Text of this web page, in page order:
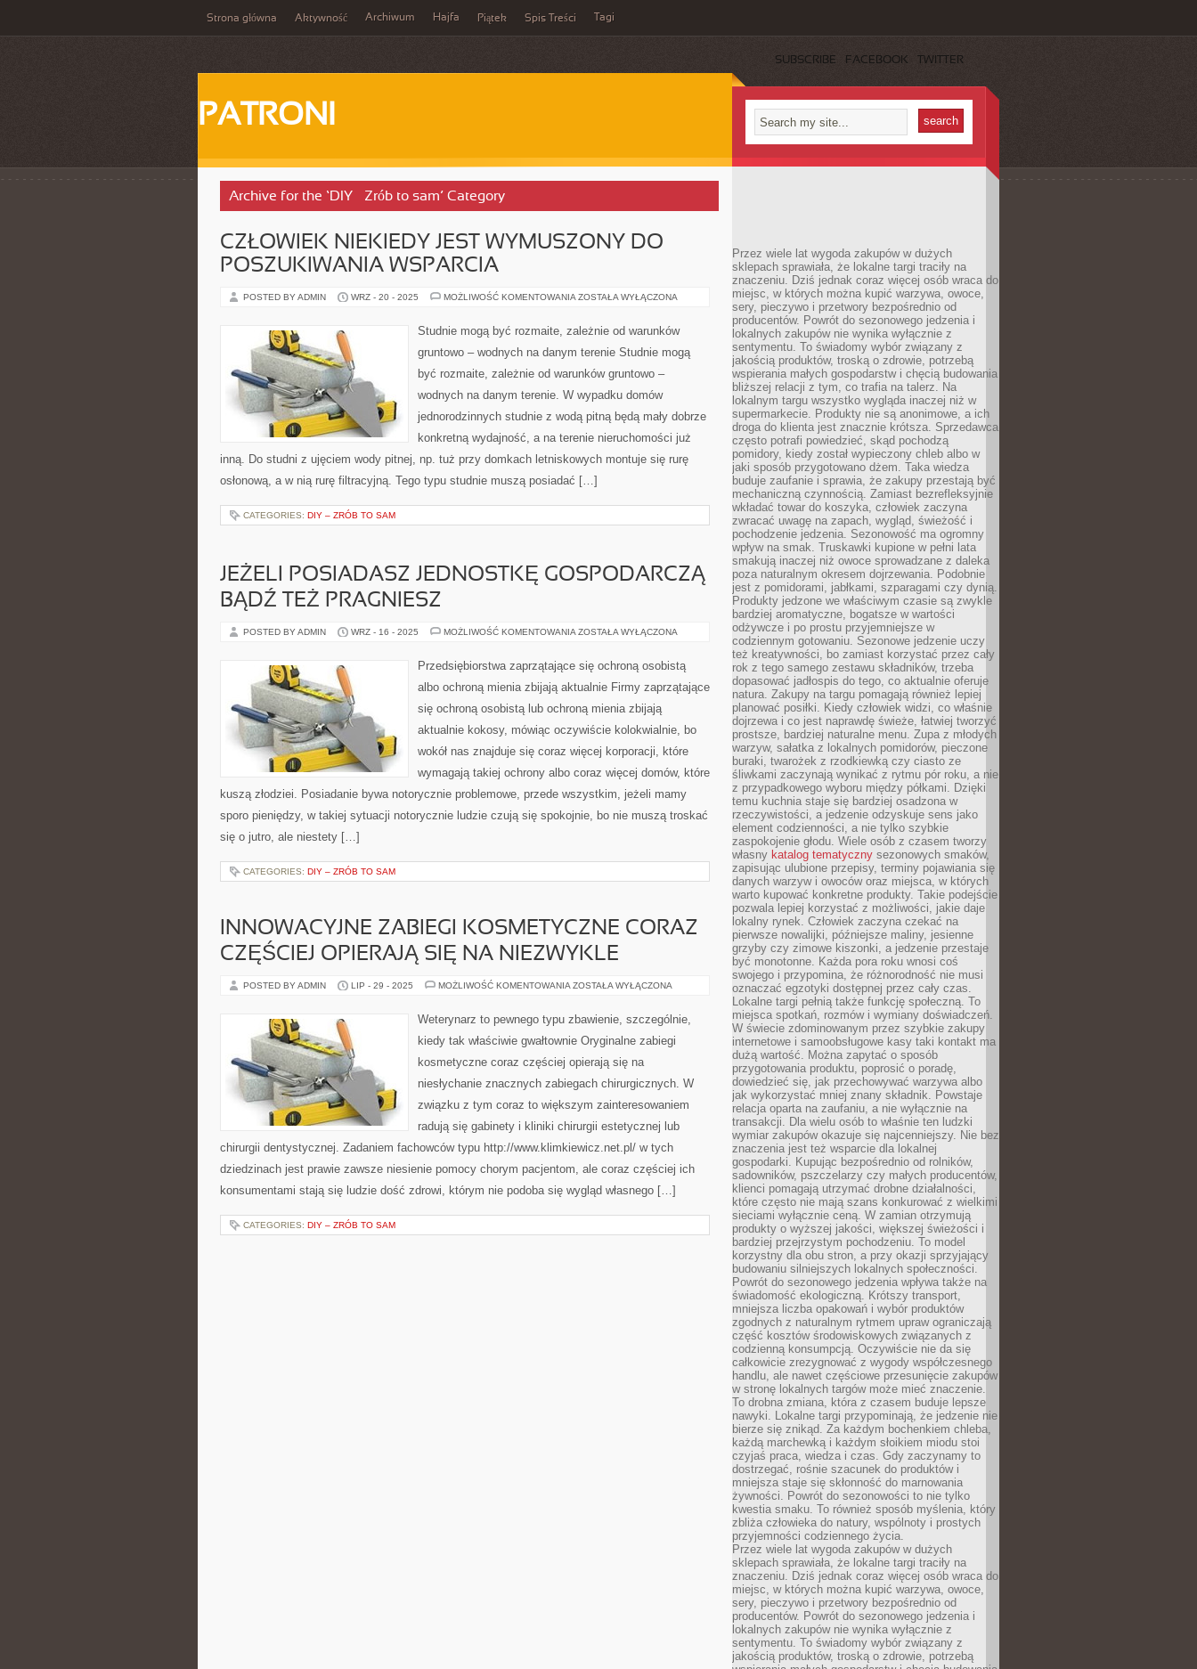
Strona główna Aktywność Archiwum Hajfa Piątek Spis Treści Tagi
SUBSCRIBE FACEBOOK TWITTER
PATRONI
Archive for the ‘DIY – Zrób to sam’ Category
CZŁOWIEK NIEKIEDY JEST WYMUSZONY DO
POSZUKIWANIA WSPARCIA
POSTED BY ADMIN WRZ - 20 - 2025 MOŻLIWOŚĆ KOMENTOWANIA CZŁOWIEK
WYMUSZONY
DO
WSPARCIA
ZOSTAŁA WYŁĄCZONA
Studnie mogą być rozmaite, zależnie od warunków
gruntowo – wodnych na danym terenie Studnie mogą
być rozmaite, zależnie od warunków gruntowo –
wodnych na danym terenie. W wypadku domów
jednorodzinnych studnie z wodą pitną będą mały dobrze
konkretną wydajność, a na terenie nieruchomości już
inną. Do studni z ujęciem wody pitnej, np. tuż przy domkach letniskowych montuje się rurę
osłonową, a w nią rurę filtracyjną. Tego typu studnie muszą posiadać […]
CATEGORIES: DIY – ZRÓB TO SAM
JEŻELI POSIADASZ JEDNOSTKĘ GOSPODARCZĄ
BĄDŹ TEŻ PRAGNIESZ
POSTED BY ADMIN WRZ - 16 - 2025 MOŻLIWOŚĆ KOMENTOWANIA JEŻELI
GOSPODARCZĄ
BĄDŹ
PRAGNIESZ
ZOSTAŁA WYŁĄCZONA
Przedsiębiorstwa zaprzątające się ochroną osobistą
albo ochroną mienia zbijają aktualnie Firmy zaprzątające
się ochroną osobistą lub ochroną mienia zbijają
aktualnie kokosy, mówiąc oczywiście kolokwialnie, bo
wokół nas znajduje się coraz więcej korporacji, które
wymagają takiej ochrony albo coraz więcej domów, które
kuszą złodziei. Posiadanie bywa notorycznie problemowe, przede wszystkim, jeżeli mamy
sporo pieniędzy, w takiej sytuacji notorycznie ludzie czują się spokojnie, bo nie muszą troskać
się o jutro, ale niestety […]
CATEGORIES: DIY – ZRÓB TO SAM
INNOWACYJNE ZABIEGI KOSMETYCZNE CORAZ
CZĘŚCIEJ OPIERAJĄ SIĘ NA NIEZWYKLE
POSTED BY ADMIN LIP - 29 - 2025 MOŻLIWOŚĆ KOMENTOWANIA INNOWACYJNE
CORAZ
CZĘŚCIEJ
SIĘ
NIEZWYKLE
ZOSTAŁA WYŁĄCZONA
Weterynarz to pewnego typu zbawienie, szczególnie,
kiedy tak właściwie gwałtownie Oryginalne zabiegi
kosmetyczne coraz częściej opierają się na
niesłychanie znacznych zabiegach chirurgicznych. W
związku z tym coraz to większym zainteresowaniem
radują się gabinety i kliniki chirurgii estetycznej lub
chirurgii dentystycznej. Zadaniem fachowców typu http://www.klimkiewicz.net.pl/ w tych
dziedzinach jest prawie zawsze niesienie pomocy chorym pacjentom, ale coraz częściej ich
konsumentami stają się ludzie dość zdrowi, którym nie podoba się wygląd własnego […]
CATEGORIES: DIY – ZRÓB TO SAM
Przez wiele lat wygoda zakupów w dużych
sklepach sprawiała, że lokalne targi traciły na
znaczeniu. Dziś jednak coraz więcej osób wraca do
miejsc, w których można kupić warzywa, owoce,
sery, pieczywo i przetwory bezpośrednio od
producentów. Powrót do sezonowego jedzenia i
lokalnych zakupów nie wynika wyłącznie z
sentymentu. To świadomy wybór związany z
jakością produktów, troską o zdrowie, potrzebą
wspierania małych gospodarstw i chęcią budowania
bliższej relacji z tym, co trafia na talerz. Na
lokalnym targu wszystko wygląda inaczej niż w
supermarkecie. Produkty nie są anonimowe, a ich
droga do klienta jest znacznie krótsza. Sprzedawca
często potrafi powiedzieć, skąd pochodzą
pomidory, kiedy został wypieczony chleb albo w
jaki sposób przygotowano dżem. Taka wiedza
buduje zaufanie i sprawia, że zakupy przestają być
mechaniczną czynnością. Zamiast bezrefleksyjnie
wkładać towar do koszyka, człowiek zaczyna
zwracać uwagę na zapach, wygląd, świeżość i
pochodzenie jedzenia. Sezonowość ma ogromny
wpływ na smak. Truskawki kupione w pełni lata
smakują inaczej niż owoce sprowadzane z daleka
poza naturalnym okresem dojrzewania. Podobnie
jest z pomidorami, jabłkami, szparagami czy dynią.
Produkty jedzone we właściwym czasie są zwykle
bardziej aromatyczne, bogatsze w wartości
odżywcze i po prostu przyjemniejsze w
codziennym gotowaniu. Sezonowe jedzenie uczy
też kreatywności, bo zamiast korzystać przez cały
rok z tego samego zestawu składników, trzeba
dopasować jadłospis do tego, co aktualnie oferuje
natura. Zakupy na targu pomagają również lepiej
planować posiłki. Kiedy człowiek widzi, co właśnie
dojrzewa i co jest naprawdę świeże, łatwiej tworzyć
prostsze, bardziej naturalne menu. Zupa z młodych
warzyw, sałatka z lokalnych pomidorów, pieczone
buraki, twarożek z rzodkiewką czy ciasto ze
śliwkami zaczynają wynikać z rytmu pór roku, a nie
z przypadkowego wyboru między półkami. Dzięki
temu kuchnia staje się bardziej osadzona w
rzeczywistości, a jedzenie odzyskuje sens jako
element codzienności, a nie tylko szybkie
zaspokojenie głodu. Wiele osób z czasem tworzy
własny katalog tematyczny sezonowych smaków,
zapisując ulubione przepisy, terminy pojawiania się
danych warzyw i owoców oraz miejsca, w których
warto kupować konkretne produkty. Takie podejście
pozwala lepiej korzystać z możliwości, jakie daje
lokalny rynek. Człowiek zaczyna czekać na
pierwsze nowalijki, późniejsze maliny, jesienne
grzyby czy zimowe kiszonki, a jedzenie przestaje
być monotonne. Każda pora roku wnosi coś
swojego i przypomina, że różnorodność nie musi
oznaczać egzotyki dostępnej przez cały czas.
Lokalne targi pełnią także funkcję społeczną. To
miejsca spotkań, rozmów i wymiany doświadczeń.
W świecie zdominowanym przez szybkie zakupy
internetowe i samoobsługowe kasy taki kontakt ma
dużą wartość. Można zapytać o sposób
przygotowania produktu, poprosić o poradę,
dowiedzieć się, jak przechowywać warzywa albo
jak wykorzystać mniej znany składnik. Powstaje
relacja oparta na zaufaniu, a nie wyłącznie na
transakcji. Dla wielu osób to właśnie ten ludzki
wymiar zakupów okazuje się najcenniejszy. Nie bez
znaczenia jest też wsparcie dla lokalnej
gospodarki. Kupując bezpośrednio od rolników,
sadowników, pszczelarzy czy małych producentów,
klienci pomagają utrzymać drobne działalności,
które często nie mają szans konkurować z wielkimi
sieciami wyłącznie ceną. W zamian otrzymują
produkty o wyższej jakości, większej świeżości i
bardziej przejrzystym pochodzeniu. To model
korzystny dla obu stron, a przy okazji sprzyjający
budowaniu silniejszych lokalnych społeczności.
Powrót do sezonowego jedzenia wpływa także na
świadomość ekologiczną. Krótszy transport,
mniejsza liczba opakowań i wybór produktów
zgodnych z naturalnym rytmem upraw ograniczają
część kosztów środowiskowych związanych z
codzienną konsumpcją. Oczywiście nie da się
całkowicie zrezygnować z wygody współczesnego
handlu, ale nawet częściowe przesunięcie zakupów
w stronę lokalnych targów może mieć znaczenie.
To drobna zmiana, która z czasem buduje lepsze
nawyki. Lokalne targi przypominają, że jedzenie nie
bierze się znikąd. Za każdym bochenkiem chleba,
każdą marchewką i każdym słoikiem miodu stoi
czyjaś praca, wiedza i czas. Gdy zaczynamy to
dostrzegać, rośnie szacunek do produktów i
mniejsza staje się skłonność do marnowania
żywności. Powrót do sezonowości to nie tylko
kwestia smaku. To również sposób myślenia, który
zbliża człowieka do natury, wspólnoty i prostych
przyjemności codziennego życia.
Przez wiele lat wygoda zakupów w dużych
sklepach sprawiała, że lokalne targi traciły na
znaczeniu. Dziś jednak coraz więcej osób wraca do
miejsc, w których można kupić warzywa, owoce,
sery, pieczywo i przetwory bezpośrednio od
producentów. Powrót do sezonowego jedzenia i
lokalnych zakupów nie wynika wyłącznie z
sentymentu. To świadomy wybór związany z
jakością produktów, troską o zdrowie, potrzebą